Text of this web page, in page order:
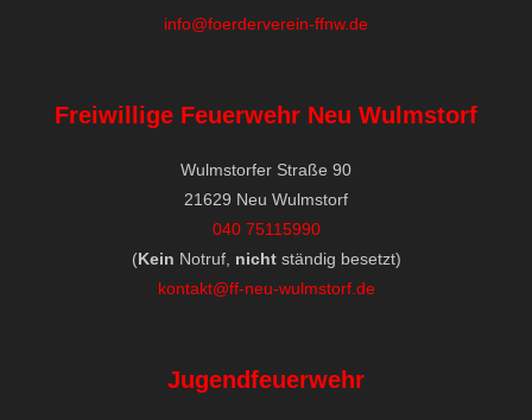
info@foerderverein-ffnw.de
Freiwillige Feuerwehr Neu Wulmstorf
Wulmstorfer Straße 90
21629 Neu Wulmstorf
040 75115990
(Kein Notruf, nicht ständig besetzt)
kontakt@ff-neu-wulmstorf.de
Jugendfeuerwehr